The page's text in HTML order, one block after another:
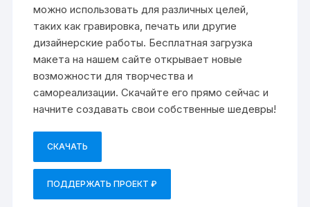
можно использовать для различных целей,
таких как гравировка, печать или другие
дизайнерские работы. Бесплатная загрузка
макета на нашем сайте открывает новые
возможности для творчества и
самореализации. Скачайте его прямо сейчас и
начните создавать свои собственные шедевры!
СКАЧАТЬ
ПОДДЕРЖАТЬ ПРОЕКТ ₽